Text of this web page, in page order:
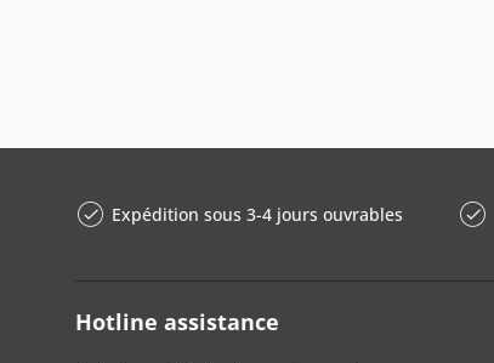
Expédition sous 3-4 jours ouvrables
Hotline assistance